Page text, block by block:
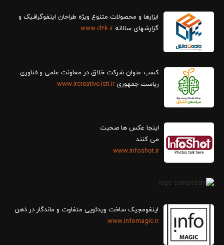
ابزارها و محصولات متنوع ویژه طراحان اینفوگرافیک و
گزارش‎های سالانه
www.d2k.ir
کسب عنوان شرکت خلاق در معاونت علمی و فناوری
ریاست جمهوریwww.ircreative.isti.ir
اینجا عکس ها صحبت
می کنند
www.infoshot.ir
اینفومجیک ساخت ویدئویی متفاوت و ماندگار در ذهن
www.infomagic.ir